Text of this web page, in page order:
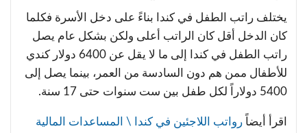
يختلف راتب الطفل في كندا بناءً على دخل الأسرة فكلما
كان الدخل أقل كان الراتب أعلى ولكن بشكل عام يصل
راتب الطفل في كندا إلى ما لا يقل عن 6400 دولار كندي
للأطفال ممن هم دون السادسة من العمر، بينما يصل إلى
5400 دولاراً لكل طفل بين ست سنوات حتى 17 سنة.
اقرأ أيضاً رواتب اللاجئين في كندا \ المساعدات المالية